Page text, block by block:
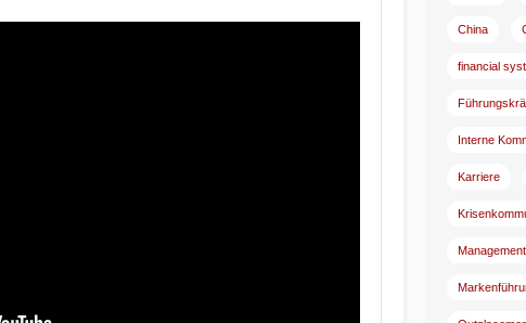
China
financial
Interne
Karriere
Management